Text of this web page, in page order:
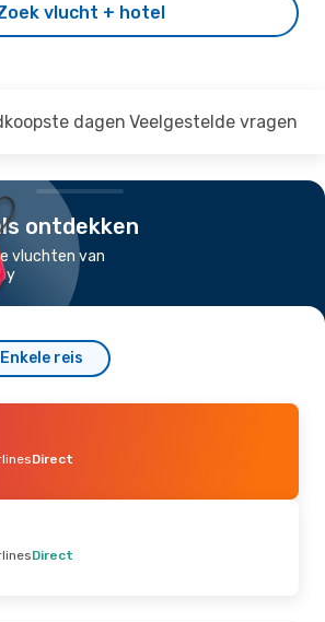
vlucht + hotel
dagen Veelgestelde vragen
ontdekken
vluchten van
Enkele reis
Direct
Direct